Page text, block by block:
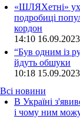
«ШЛЯХетні»
подробиці
кордон
14:10 16.09.2023
“Був одним із
йдуть обшуки
10:18 15.09.2023
Всі новини
В Україні
і чому ним